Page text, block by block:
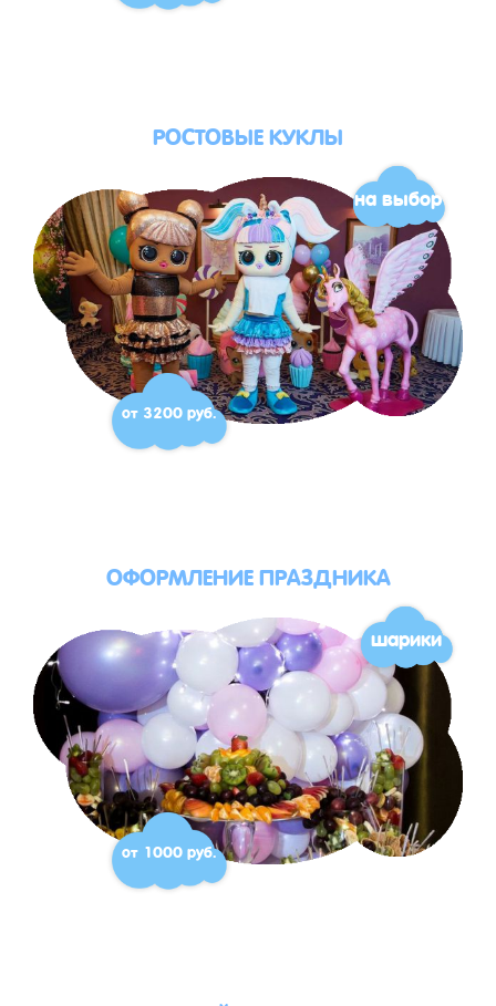
РОСТОВЫЕ КУКЛЫ
на выбор
от 3200 руб.
ОФОРМЛЕНИЕ ПРАЗДНИКА
шарики
от 1000 руб.